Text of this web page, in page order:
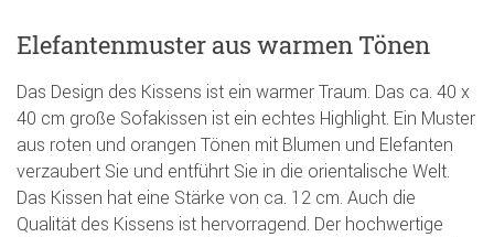
Elefantenmuster aus warmen Tönen
Das Design des Kissens ist ein warmer Traum. Das ca. 40 x
40 cm große Sofakissen ist ein echtes Highlight. Ein Muster
aus roten und orangen Tönen mit Blumen und Elefanten
verzaubert Sie und entführt Sie in die orientalische Welt.
Das Kissen hat eine Stärke von ca. 12 cm. Auch die
Qualität des Kissens ist hervorragend. Der hochwertige